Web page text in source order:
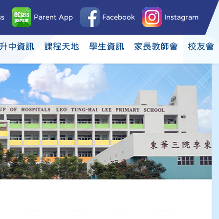
Parent App Facebook Instagram
中資訊 課程天地 學生資訊 家長教師會 校友會